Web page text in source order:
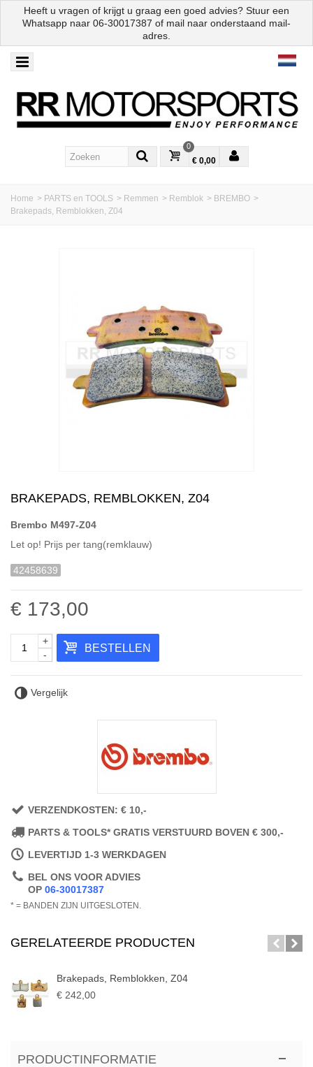
Heeft u vragen of krijgt u graag een goed advies? Stuur een
Whatsapp naar 06-30017387 of mail naar onderstaand mail-
adres.
0
€ 0,00
Home > PARTS en TOOLS > Remmen > Remblok > BREMBO >
Brakepads, Remblokken, Z04
BRAKEPADS, REMBLOKKEN, Z04
Brembo M497-Z04
Let op! Prijs per tang(remklauw)
42458639
€ 173,00
-
+
BESTELLEN
Vergelijk
VERZENDKOSTEN: € 10,-
PARTS & TOOLS* GRATIS VERSTUURD BOVEN € 300,-
LEVERTIJD 1-3 WERKDAGEN
BEL ONS VOOR ADVIES
OP 06-30017387
* = BANDEN ZIJN UITGESLOTEN.
GERELATEERDE PRODUCTEN
Brakepads, Remblokken, Z04
€ 242,00
PRODUCTINFORMATIE